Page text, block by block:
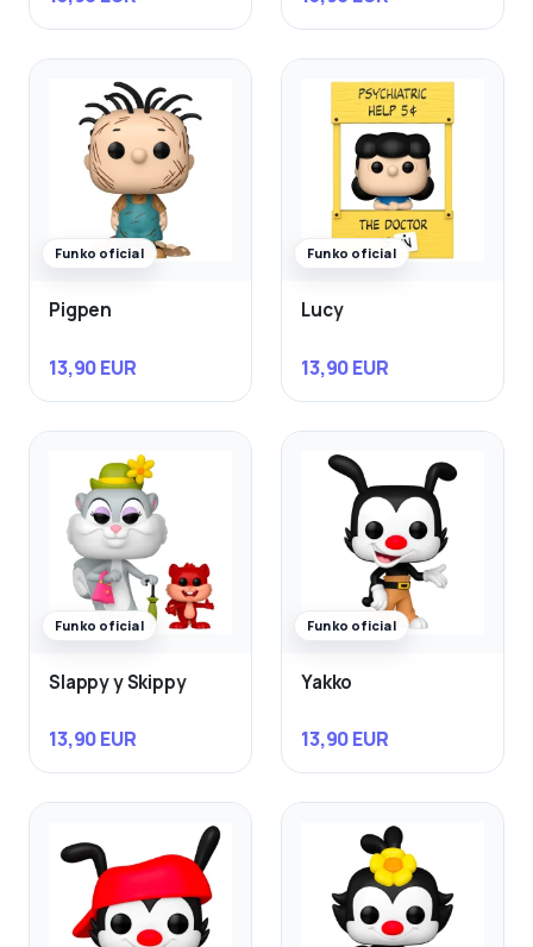
Funko oficial
Pigpen
13,90 EUR
Funko oficial
Lucy
13,90 EUR
Funko oficial
Slappy y Skippy
13,90 EUR
Funko oficial
Yakko
13,90 EUR